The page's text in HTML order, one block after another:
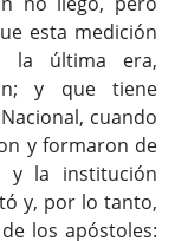
esta medición
última era,
y que tiene
cuando
y formaron de
y la institución
y, por lo tanto,
los apóstoles: